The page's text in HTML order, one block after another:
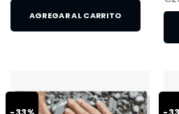
AGREGAR AL CARRITO